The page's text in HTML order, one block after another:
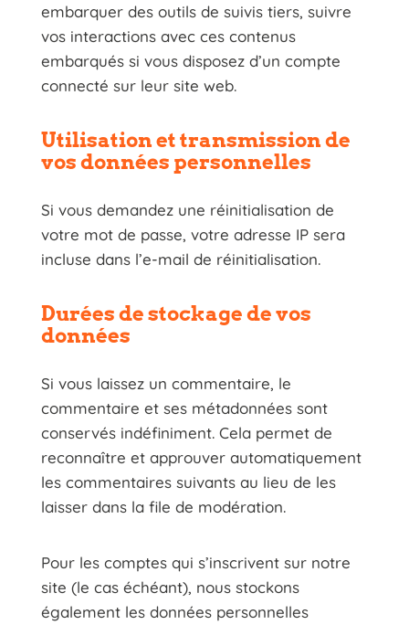
embarquer des outils de suivis tiers, suivre
vos interactions avec ces contenus
embarqués si vous disposez d’un compte
connecté sur leur site web.
Utilisation et transmission de
vos données personnelles
Si vous demandez une réinitialisation de
votre mot de passe, votre adresse IP sera
incluse dans l’e-mail de réinitialisation.
Durées de stockage de vos
données
Si vous laissez un commentaire, le
commentaire et ses métadonnées sont
conservés indéfiniment. Cela permet de
reconnaître et approuver automatiquement
les commentaires suivants au lieu de les
laisser dans la file de modération.
Pour les comptes qui s’inscrivent sur notre
site (le cas échéant), nous stockons
également les données personnelles